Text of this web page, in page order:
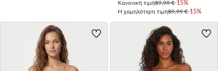
Κανονική τιμή89,99 €-15%
Η χαμηλότερη τιμή89,99 €-15%